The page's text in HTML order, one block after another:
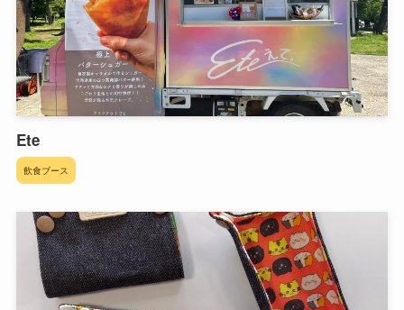
Ete
飲食ブース